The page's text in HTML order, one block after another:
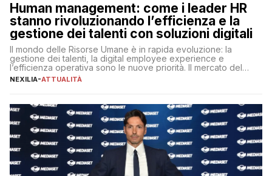
Human management: come i leader HR
stanno rivoluzionando l’efficienza e la
gestione dei talenti con soluzioni digitali
Il mondo delle Risorse Umane è in rapida evoluzione: la
gestione dei talenti, la digital employee experience e
l’efficienza operativa sono le nuove priorità. Il mercato del
lavoro, d’altra parte, è sempre più competitivo con una lotta
NEXILIA-ATTUALITÀ